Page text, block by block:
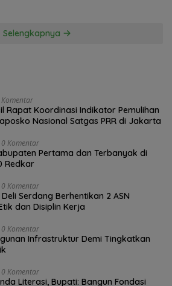
Selengkapnya
Komentar
Rapat Koordinasi Indikator Pemulihan
Nasional Satgas PRR di Jakarta
0 Komentar
Pertama dan Terbanyak di
Redkar
0 Komentar
Serdang Berhentikan 2 ASN
dan Disiplin Kerja
0 Komentar
Infrastruktur Demi Tingkatkan
0 Komentar
Literasi, Bupati: Bangun Fondasi